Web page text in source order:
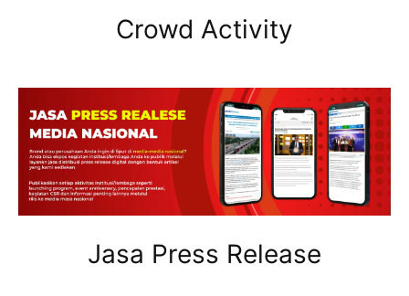
Crowd Activity
Jasa Press Release